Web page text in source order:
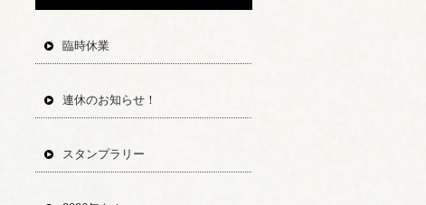
臨時休業
連休のお知らせ！
スタンプラリー